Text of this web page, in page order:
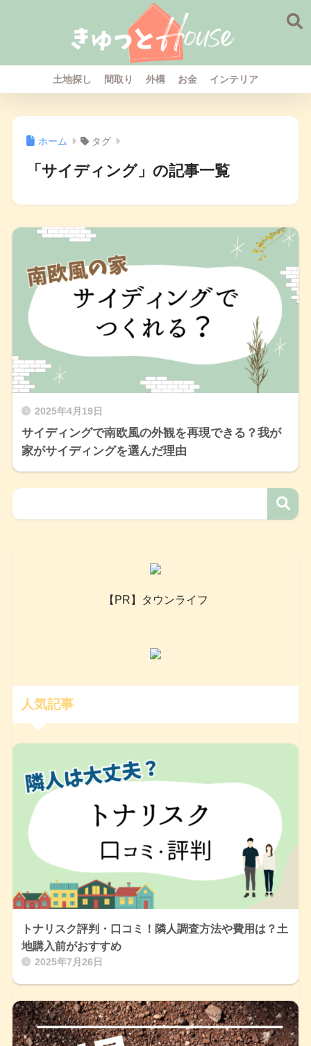
土地探し 間取り 外構 お金 インテリア
ホーム タグ
「サイディング」の記事一覧
2025年4月19日
サイディングで南欧風の外観を再現できる？我が
家がサイディングを選んだ理由
【PR】タウンライフ
人気記事
トナリスク評判・口コミ！隣人調査方法や費用は？土
地購入前がおすすめ
2025年7月26日